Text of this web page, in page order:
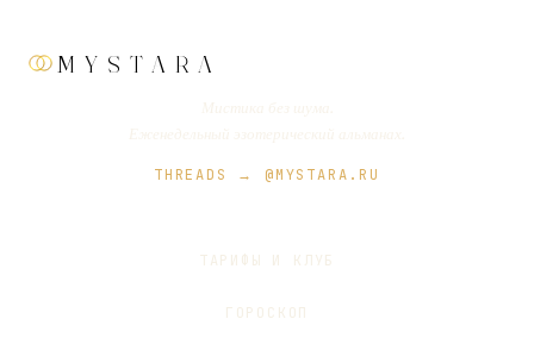
MYSTARA
THREADS → @MYSTARA.RU
ТАРИФЫ И КЛУБ
ГОРОСКОП